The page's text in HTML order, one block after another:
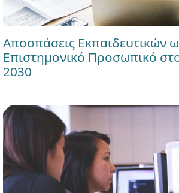
Αποσπάσεις Εκπαιδευτικών
Επιστημονικό Προσωπικό
2030